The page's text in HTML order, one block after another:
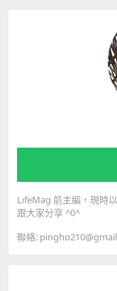
LifeMag 前主編，現時
跟大家分享 ^0^
聯絡: